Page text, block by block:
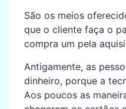
São os meios
que o cliente faça o
compra um pela
Antigamente, as
dinheiro, porque a
Aos poucos as